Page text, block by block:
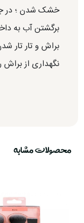
خشک شدن ؛ در
برگشتن آب به
براش و تار تار
نگهداری از براش
محصولات مشابه